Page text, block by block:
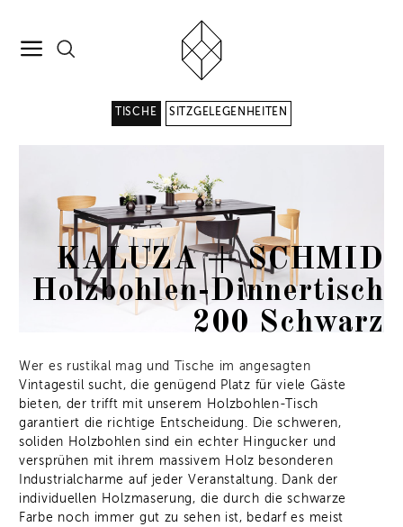
TISCHE SITZGELEGENHEITEN
KALUZA + SCHMID
Holzbohlen-Dinnertisch
200 Schwarz
Wer es rustikal mag und Tische im angesagten
Vintagestil sucht, die genügend Platz für viele Gäste
bieten, der trifft mit unserem Holzbohlen-Tisch
garantiert die richtige Entscheidung. Die schweren,
soliden Holzbohlen sind ein echter Hingucker und
versprühen mit ihrem massivem Holz besonderen
Industrialcharme auf jeder Veranstaltung. Dank der
individuellen Holzmaserung, die durch die schwarze
Farbe noch immer gut zu sehen ist, bedarf es meist